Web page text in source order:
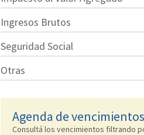
Ingresos Brutos
Seguridad Social
Otras
Agenda de vencimientos
Consultá los vencimientos filtrando